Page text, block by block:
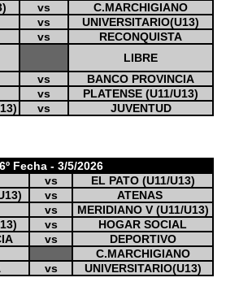
vs
C.MARCHIGIANO
vs
UNIVERSITARIO(U13)
vs
RECONQUISTA
LIBRE
vs
BANCO PROVINCIA
vs
PLATENSE (U11/U13)
vs JUVENTUD
6º Fecha - 3/5/2026
vs
EL PATO (U11/U13)
vs
ATENAS
vs
MERIDIANO V (U11/U13)
vs
HOGAR SOCIAL
vs
DEPORTIVO
C.MARCHIGIANO
vs UNIVERSITARIO(U13)